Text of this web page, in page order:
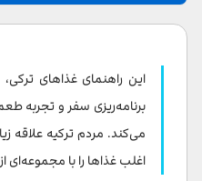
راهنمای شکم گردی در
برنامه ریزی قبل از سفر
سازماندهی برنامه سفر
این راهنمای غذاهای
برنامه‌ریزی سفر و تجربه طعم
می‌کند. مردم ترکیه علاقه
اغلب غذاها را با مجموعه‌ای